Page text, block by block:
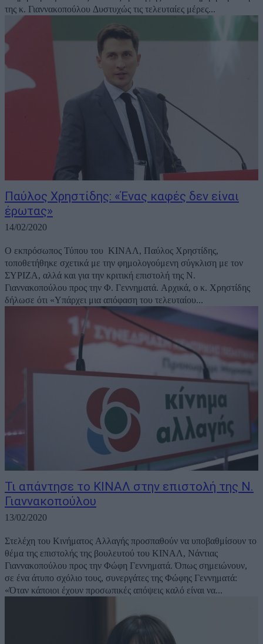
της κ. Γιαννακοπούλου Δυστυχώς τις τελευταίες μέρες...
Παύλος Χρηστίδης: «Ένας καφές δεν είναι
έρωτας»
14/02/2020
Ο εκπρόσωπος Τύπου του ΚΙΝΑΛ, Παύλος Χρηστίδης,
τοποθετήθηκε σχετικά με την φημολογούμενη σύγκλιση με τον
ΣΥΡΙΖΑ, αλλά και για την κριτική επιστολή της Ν.
Γιαννακοπούλου προς την Φ. Γεννηματά. Αρχικά, ο κ. Χρηστίδης
δήλωσε ότι «Υπάρχει μια απόφαση του τελευταίου...
Τι απάντησε το ΚΙΝΑΛ στην επιστολή της Ν.
Γιαννακοπούλου
13/02/2020
Στελέχη του Κινήματος Αλλαγής προσπαθούν να υποβαθμίσουν το
θέμα της επιστολής της βουλευτού του ΚΙΝΑΛ, Νάντιας
Γιαννακοπούλου προς την Φώφη Γεννηματά. Όπως σημειώνουν,
σε ένα άτυπο σχόλιο τους, συνεργάτες της Φώφης Γεννηματά:
«Όταν κάποιοι έχουν προσωπικές απόψεις καλό είναι να...